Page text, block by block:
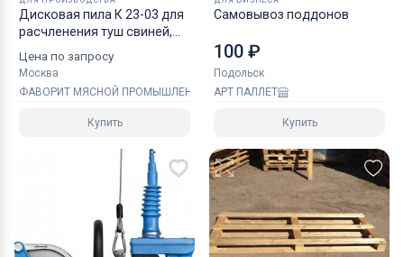
Дисковая пила К 23-03 для
расчленения туш свиней,
Цена по запросу
Москва
ФАВОРИТ МЯСНОЙ ПРОМЫШЛЕННОСТИ
Купить
Самовывоз поддонов
100 ₽
Подольск
АРТ ПАЛЛЕТ
Купить